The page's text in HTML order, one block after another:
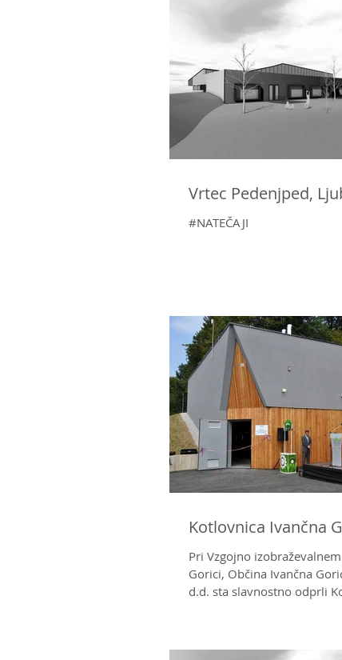
Vrtec Pedenjped,
#NATEČAJI
Kotlovnica Ivančna
Pri Vzgojno
Gorici, Občina Ivančna
d.d. sta slavnostno odprli